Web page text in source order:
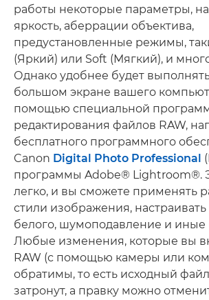
работы некоторые параметры,
яркость, аберрации объектива,
предустановленные режимы,
(Яркий) или Soft (Мягкий), и
Однако удобнее будет
большом экране вашего
помощью специальной
редактирования файлов RAW,
бесплатного программного
Canon Digital Photo Professional
программы Adobe® Lightroom®.
легко, и вы сможете применять
стили изображения, настраивать
белого, шумоподавление и иные
Любые изменения, которые вы
RAW (с помощью камеры или
обратимы, то есть исходный
затронут, а правку можно